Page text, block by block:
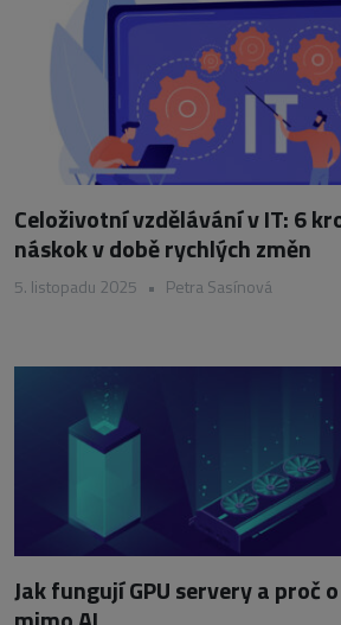
Celoživotní vzdělávání v IT: 6
náskok v době rychlých změn
5. listopadu 2025 • Petra Sasínová
Jak fungují GPU servery a proč